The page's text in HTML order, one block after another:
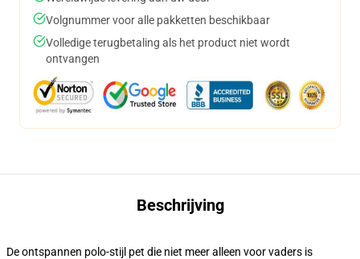
Volgnummer voor alle pakketten beschikbaar
Volledige terugbetaling als het product niet wordt
ontvangen
Beschrijving
De ontspannen polo-stijl pet die niet meer alleen voor vaders is